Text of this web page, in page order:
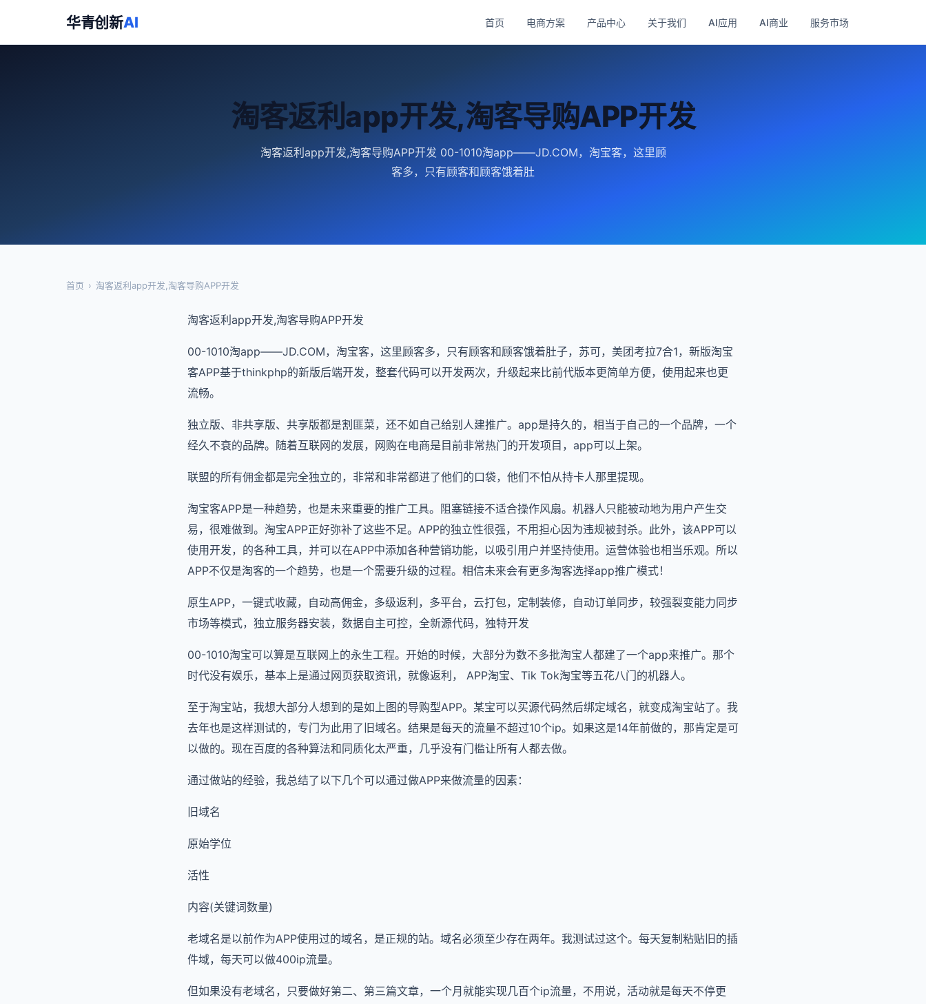
华青创新AI 首页 电商方案 产品中心 关于我们 AI应用 AI商业 服务市场
淘客返利app开发,淘客导购APP开发
淘客返利app开发,淘客导购APP开发 00-1010淘app——JD.COM，淘宝客，这里顾
客多，只有顾客和顾客饿着肚
首页 › 淘客返利app开发,淘客导购APP开发
淘客返利app开发,淘客导购APP开发
00-1010淘app——JD.COM，淘宝客，这里顾客多，只有顾客和顾客饿着肚子，苏可，美团考拉7合1，新版淘宝
客APP基于thinkphp的新版后端开发，整套代码可以开发两次，升级起来比前代版本更简单方便，使用起来也更
流畅。
独立版、非共享版、共享版都是割匪菜，还不如自己给别人建推广。app是持久的，相当于自己的一个品牌，一个
经久不衰的品牌。随着互联网的发展，网购在电商是目前非常热门的开发项目，app可以上架。
联盟的所有佣金都是完全独立的，非常和非常都进了他们的口袋，他们不怕从持卡人那里提现。
淘宝客APP是一种趋势，也是未来重要的推广工具。阻塞链接不适合操作风扇。机器人只能被动地为用户产生交
易，很难做到。淘宝APP正好弥补了这些不足。APP的独立性很强，不用担心因为违规被封杀。此外，该APP可以
使用开发，的各种工具，并可以在APP中添加各种营销功能，以吸引用户并坚持使用。运营体验也相当乐观。所以
APP不仅是淘客的一个趋势，也是一个需要升级的过程。相信未来会有更多淘客选择app推广模式！
原生APP，一键式收藏，自动高佣金，多级返利，多平台，云打包，定制装修，自动订单同步，较强裂变能力同步
市场等模式，独立服务器安装，数据自主可控，全新源代码，独特开发
00-1010淘宝可以算是互联网上的永生工程。开始的时候，大部分为数不多批淘宝人都建了一个app来推广。那个
时代没有娱乐，基本上是通过网页获取资讯，就像返利， APP淘宝、Tik Tok淘宝等五花八门的机器人。
至于淘宝站，我想大部分人想到的是如上图的导购型APP。某宝可以买源代码然后绑定域名，就变成淘宝站了。我
去年也是这样测试的，专门为此用了旧域名。结果是每天的流量不超过10个ip。如果这是14年前做的，那肯定是可
以做的。现在百度的各种算法和同质化太严重，几乎没有门槛让所有人都去做。
通过做站的经验，我总结了以下几个可以通过做APP来做流量的因素：
旧域名
原始学位
活性
内容(关键词数量)
老域名是以前作为APP使用过的域名，是正规的站。域名必须至少存在两年。我测试过这个。每天复制粘贴旧的插
件域，每天可以做400ip流量。
但如果没有老域名，只要做好第二、第三篇文章，一个月就能实现几百个ip流量，不用说，活动就是每天不停更